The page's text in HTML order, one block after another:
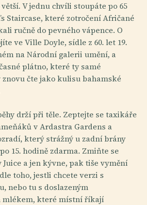
V jednu chvíli stoupáte po 65
Staircase, které zotročení Afričané
ručně do pevného vápence. O
ve Ville Doyle, sídle z 60. let 19.
na Národní galerii umění, a
plátno, které ty samé
znovu čte jako kulisu bahamské
drží při těle. Zeptejte se taxikáře
v Ardastra Gardens a
který strážný u zadní brány
15. hodině zdarma. Zmiňte se
a jen kývne, pak tiše vymění
toho, jestli chcete verzi s
nebo tu s doslazeným
mlékem, které místní říkají